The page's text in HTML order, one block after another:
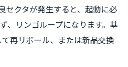
セクタが発生すると、起動に必
、リンゴループになります。基
再リボール、または新品交換